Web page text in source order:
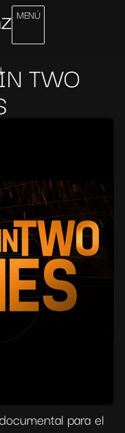
MENÚ
TWO
ocumental para el